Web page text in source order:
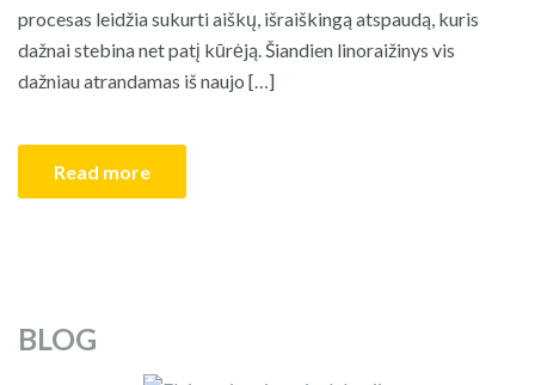
procesas leidžia sukurti aiškų, išraiškingą atspaudą, kuris
dažnai stebina net patį kūrėją. Šiandien linoraižinys vis
dažniau atrandamas iš naujo […]
Read more
BLOG